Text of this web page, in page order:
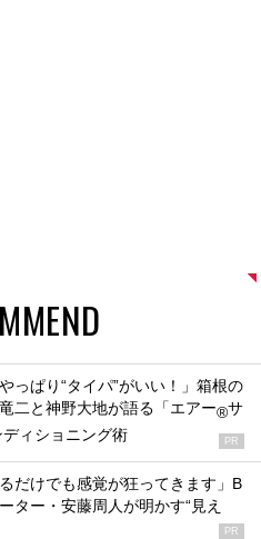
っぱり“タイパ”がいい！」箱根の
二と神野大地が語る「エアー®サ
ディショニング術 PR
だけでも感覚が狂ってきます」B
ター・安藤周人が明かす“見え
PR